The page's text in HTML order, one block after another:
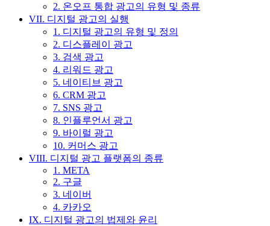
2. 온오프 통합 광고의 유형 및 종류
VII. 디지털 광고의 실행
1. 디지털 광고의 유형 및 정의
2. 디스플레이 광고
3. 검색 광고
4. 리워드 광고
5. 네이티브 광고
6. CRM 광고
7. SNS 광고
8. 인플루언서 광고
9. 바이럴 광고
10. 커머스 광고
VIII. 디지털 광고 플랫폼의 종류
1. META
2. 구글
3. 네이버
4. 카카오
IX. 디지털 광고의 법제와 윤리